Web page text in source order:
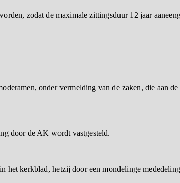
zodat de maximale zittingsduur 12 jaar
onder vermelding van de zaken, die aan
door de AK wordt vastgesteld.
kerkblad, hetzij door een mondelinge